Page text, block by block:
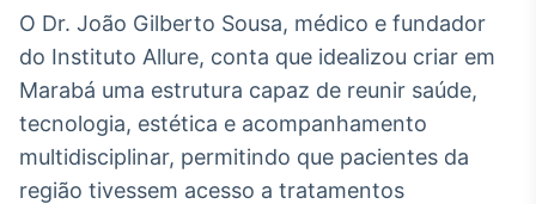
Ticker
Cotações e
headlines de
notícias
Broadcast
Widgets
O Dr. João Gilberto Sousa, médico e fundador
do Instituto Allure, conta que idealizou criar em
Marabá uma estrutura capaz de reunir saúde,
tecnologia, estética e acompanhamento
multidisciplinar, permitindo que pacientes da
região tivessem acesso a tratamentos